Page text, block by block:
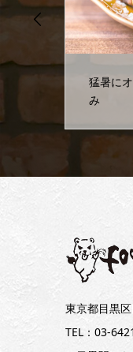
定休日
東京都目黒
TEL：03-